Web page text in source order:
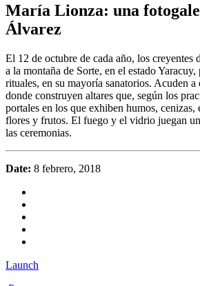
María Lionza: una
Álvarez
El 12 de octubre de cada año, los creyentes
a la montaña de Sorte, en el estado
rituales, en su mayoría sanatorios. Acuden a
donde construyen altares que, según los
portales en los que exhiben humos, cenizas,
flores y frutos. El fuego y el vidrio juegan
las ceremonias.
Date: 8 febrero, 2018
Launch